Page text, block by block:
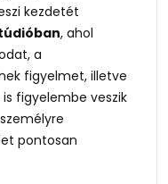
kezdetét
, ahol
a
figyelmet, illetve
figyelembe veszik
pontosan